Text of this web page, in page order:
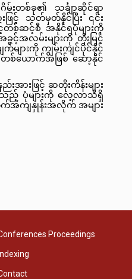
းတစ်ခု၏ သင်္ချာဆိုင်ရာ
ြင့် သတ်မှတ်နိုင်ပြီး ၎င်း
တစ်ဆင့်စီ အနိုင်ရပုံများကို
ခွင့်အလမ်းများကို တိုးမြင့်
ျားကို ကျွမ်းကျင်ပိုင်နိုင်
တစ်ယောက်အဖြစ် ဆော့နိုင်
ားဖြင့် ဆတိုးကိန်းများ
င်သည့် ပုံများကို လေ့လာသိရှိ
က်အကျနှုန်းအလိုက် အများ
Proceedings
Indexing